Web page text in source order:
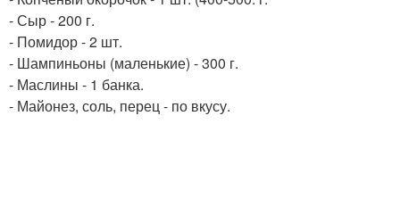
- Сыр - 200 г.
- Помидор - 2 шт.
- Шампиньоны (маленькие) - 300 г.
- Маслины - 1 банка.
- Майонез, соль, перец - по вкусу.